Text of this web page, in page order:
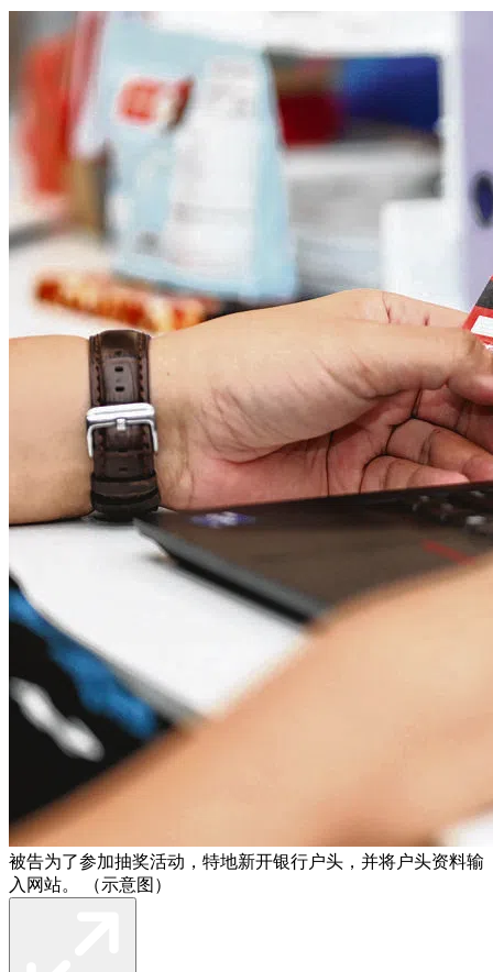
被告为了参加抽奖活动，特地新开银行户头，并将户头资料输
入网站。 （示意图）